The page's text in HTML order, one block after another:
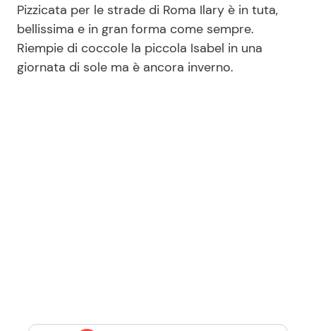
Pizzicata per le strade di Roma Ilary è in tuta,
bellissima e in gran forma come sempre.
Riempie di coccole la piccola Isabel in una
giornata di sole ma è ancora inverno.